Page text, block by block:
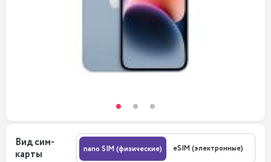
Вид сим-
карты
nano SIM (физические) eSIM (электронные)